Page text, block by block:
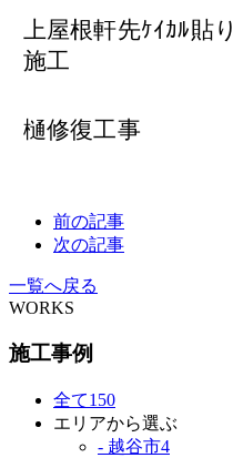
上屋根軒先ｹｲｶﾙ貼り
施工
樋修復工事
前の記事
次の記事
一覧へ戻る
WORKS
施工事例
全て150
エリアから選ぶ
- 越谷市4